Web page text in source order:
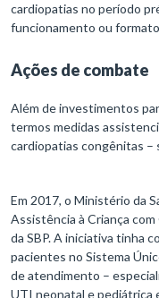
cardiopatias no período
funcionamento ou
Ações de combate
Além de investimentos
termos medidas
cardiopatias congênitas –
Em 2017, o Ministério da
Assistência à Criança
da SBP. A iniciativa tinha
pacientes no Sistema
de atendimento –
UTI neonatal e pediátrica